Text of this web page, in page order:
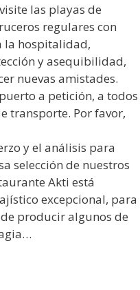
las playas de
regulares con
la hospitalidad,
y asequibilidad,
nuevas amistades.
a petición, a todos
transporte. Por favor,
y el análisis para
selección de nuestros
Akti está
excepcional, para
producir algunos de